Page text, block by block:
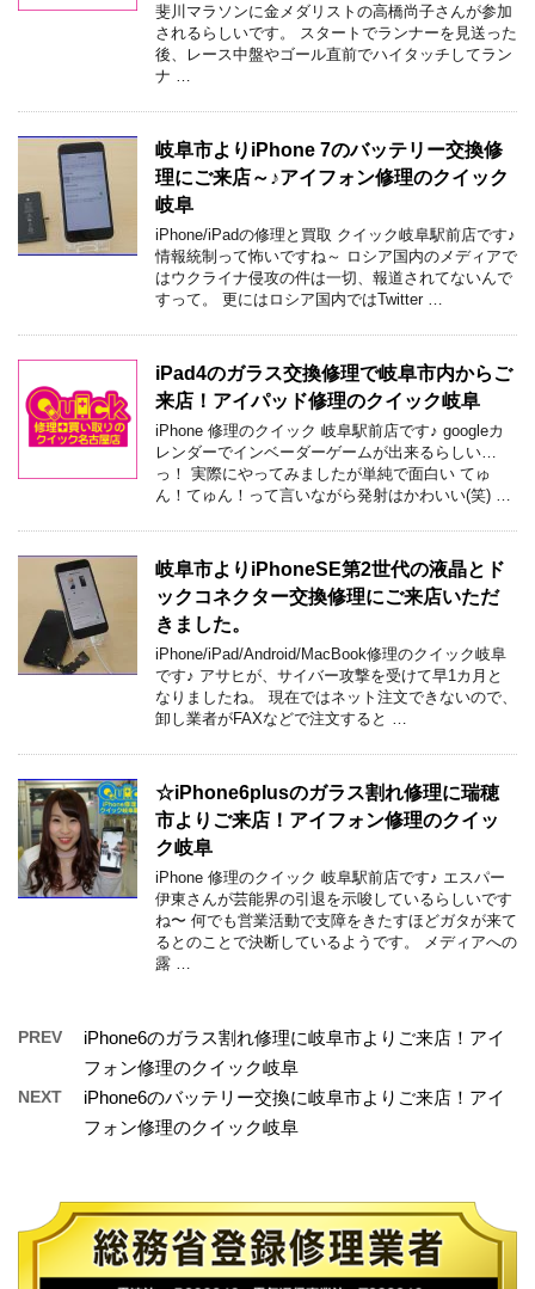
斐川マラソンに金メダリストの高橋尚子さんが参加
されるらしいです。 スタートでランナーを見送った
後、レース中盤やゴール直前でハイタッチしてラン
ナ …
岐阜市よりiPhone 7のバッテリー交換修
理にご来店～♪アイフォン修理のクイック
岐阜
iPhone/iPadの修理と買取 クイック岐阜駅前店です♪
情報統制って怖いですね～ ロシア国内のメディアで
はウクライナ侵攻の件は一切、報道されてないんで
すって。 更にはロシア国内ではTwitter …
iPad4のガラス交換修理で岐阜市内からご
来店！アイパッド修理のクイック岐阜
iPhone 修理のクイック 岐阜駅前店です♪ googleカ
レンダーでインベーダーゲームが出来るらしい…
っ！ 実際にやってみましたが単純で面白い てゅ
ん！てゅん！って言いながら発射はかわいい(笑) …
岐阜市よりiPhoneSE第2世代の液晶とド
ックコネクター交換修理にご来店いただ
きました。
iPhone/iPad/Android/MacBook修理のクイック岐阜
です♪ アサヒが、サイバー攻撃を受けて早1カ月と
なりましたね。 現在ではネット注文できないので、
卸し業者がFAXなどで注文すると …
☆iPhone6plusのガラス割れ修理に瑞穂
市よりご来店！アイフォン修理のクイッ
ク岐阜
iPhone 修理のクイック 岐阜駅前店です♪ エスパー
伊東さんが芸能界の引退を示唆しているらしいです
ね〜 何でも営業活動で支障をきたすほどガタが来て
るとのことで決断しているようです。 メディアへの
露 …
PREV
iPhone6のガラス割れ修理に岐阜市よりご来店！アイ
フォン修理のクイック岐阜
NEXT
iPhone6のバッテリー交換に岐阜市よりご来店！アイ
フォン修理のクイック岐阜